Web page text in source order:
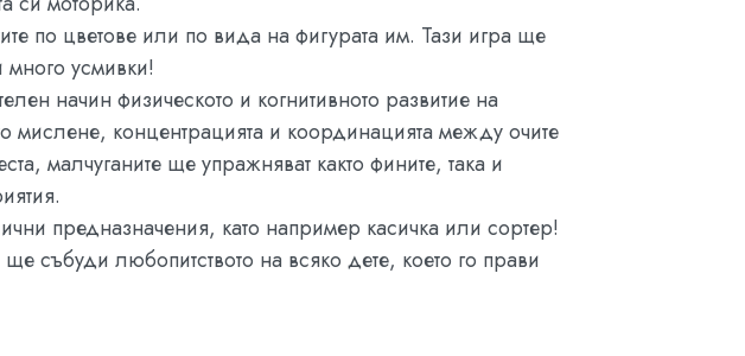
по цветове или по вида на фигурата им. Тази игра ще
много усмивки!
начин физическото и когнитивното развитие на
мислене, концентрацията и координацията между очите
малчуганите ще упражняват както фините, така и
предназначения, като например касичка или сортер!
събуди любопитството на всяко дете, което го прави